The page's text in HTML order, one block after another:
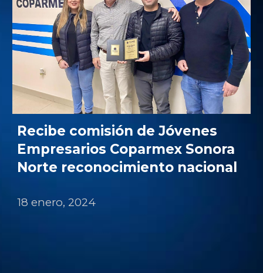
Recibe comisión de Jóvenes
Empresarios Coparmex Sonora
Norte reconocimiento nacional
18 enero, 2024